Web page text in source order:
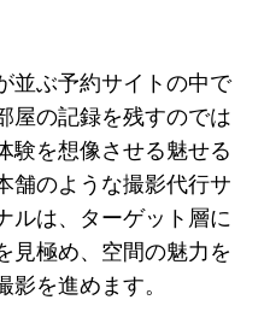
並ぶ予約サイトの中で
屋の記録を残すのでは
験を想像させる魅せる
舗のような撮影代行サ
ルは、ターゲット層に
見極め、空間の魅力を
を進めます。